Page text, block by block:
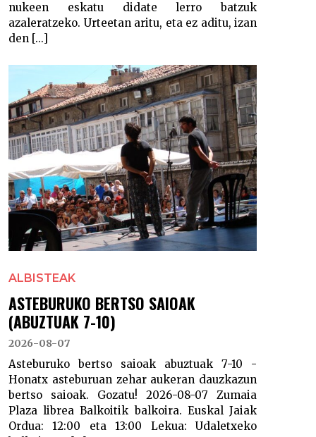
nukeen eskatu didate lerro batzuk
azaleratzeko. Urteetan aritu, eta ez aditu, izan
den [...]
ALBISTEAK
ASTEBURUKO BERTSO SAIOAK
(ABUZTUAK 7-10)
2026-08-07
Asteburuko bertso saioak abuztuak 7-10 -
Honatx asteburuan zehar aukeran dauzkazun
bertso saioak. Gozatu! 2026-08-07 Zumaia
Plaza librea Balkoitik balkoira. Euskal Jaiak
Ordua: 12:00 eta 13:00 Lekua: Udaletxeko